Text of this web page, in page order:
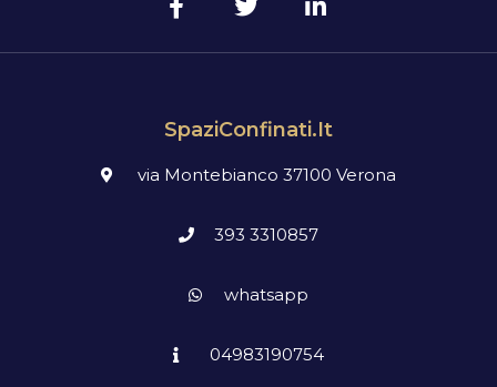
SpaziConfinati.it
via Montebianco 37100 Verona
393 3310857
whatsapp
04983190754